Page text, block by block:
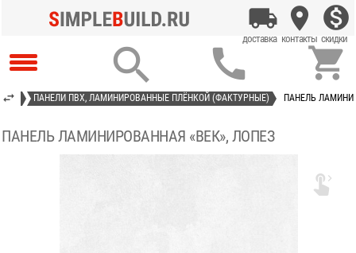
  
ПАНЕЛИ ПВХ, ЛАМИНИРОВАННЫЕ ПЛЁНКОЙ (ФАКТУРНЫЕ) ПАНЕЛЬ
ПАНЕЛЬ ЛАМИНИРОВАННАЯ «ВЕК», ЛОПЕЗ
